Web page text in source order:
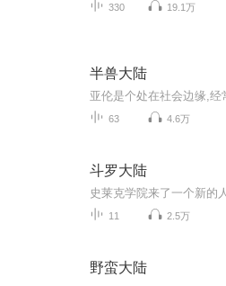
330 19.1万
半兽大陆
63 4.6万
斗罗大陆
11 2.5万
野蛮大陆